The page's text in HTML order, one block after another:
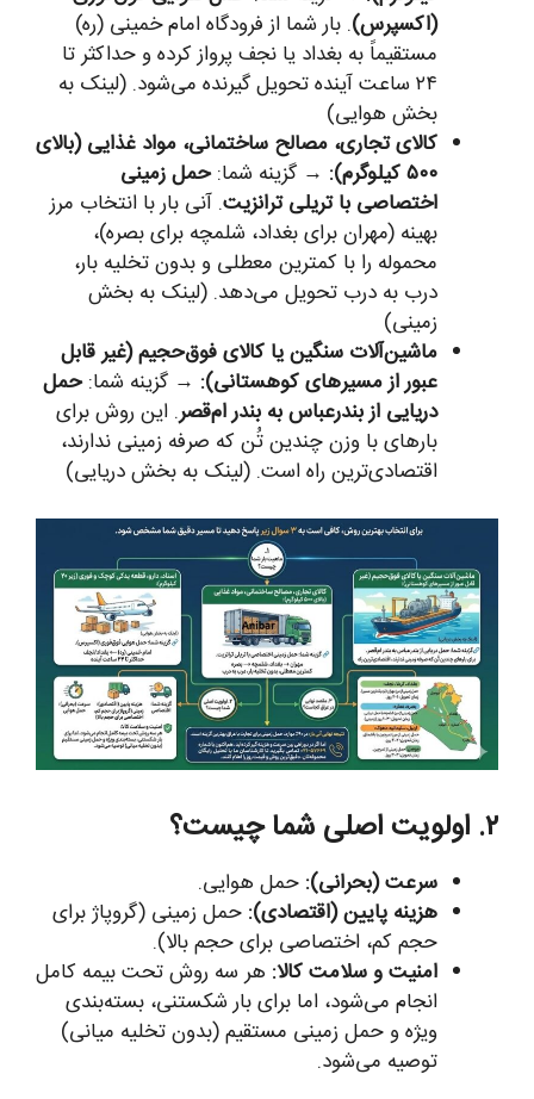
(اکسپرس). بار شما از فرودگاه امام خمینی (ره)
مستقیماً به بغداد یا نجف پرواز کرده و حداکثر تا
۲۴ ساعت آینده تحویل گیرنده می‌شود. (لینک به
بخش هوایی)
کالای تجاری، مصالح ساختمانی، مواد غذایی (بالای
۵۰۰ کیلوگرم):
→ گزینه شما:حمل زمینی
اختصاصی با تریلی ترانزیت. آنی بار با انتخاب مرز
بهینه (مهران برای بغداد، شلمچه برای بصره)،
محموله را با کمترین معطلی و بدون تخلیه بار،
درب به درب تحویل می‌دهد. (لینک به بخش
زمینی)
ماشین‌آلات سنگین یا کالای فوق‌حجیم (غیر قابل
عبور از مسیرهای کوهستانی): → گزینه شما:حمل
دریایی از بندرعباس به بندر ام‌قصر. این روش برای
بارهای با وزن چندین تُن که صرفه زمینی ندارند،
اقتصادی‌ترین راه است. (لینک به بخش دریایی)
۲. اولویت اصلی شما چیست؟
سرعت (بحرانی): حمل هوایی.
هزینه پایین (اقتصادی): حمل زمینی (گروپاژ برای
حجم کم، اختصاصی برای حجم بالا).
امنیت و سلامت کالا: هر سه روش تحت بیمه کامل
انجام می‌شود، اما برای بار شکستنی، بسته‌بندی
ویژه و حمل زمینی مستقیم (بدون تخلیه میانی)
توصیه می‌شود.